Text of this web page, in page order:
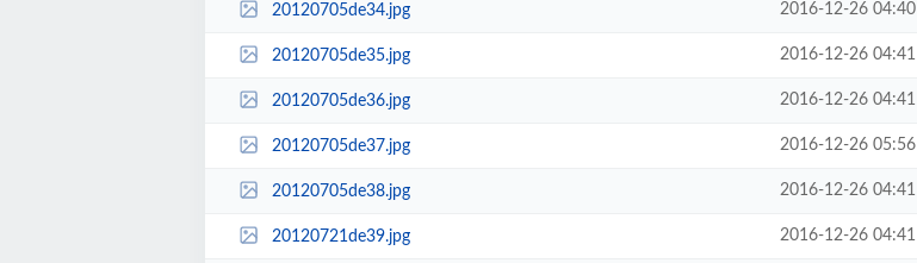
20120705de34.jpg 2016-12-26 04:40
20120705de35.jpg 2016-12-26 04:41
20120705de36.jpg 2016-12-26 04:41
20120705de37.jpg 2016-12-26 05:56
20120705de38.jpg 2016-12-26 04:41
20120721de39.jpg 2016-12-26 04:41